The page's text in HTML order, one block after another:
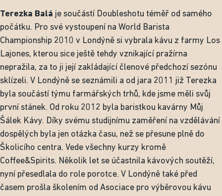
Terezka Balá je součástí Doubleshotu téměř od samého
počátku. Pro své vystoupení na World Barista
Championship 2010 v Londýně si vybrala kávu z farmy Los
Lajones, kterou sice ještě tehdy vznikající pražírna
nepražila, za to ji její zakládající členové předchozí sezónu
sklízeli. V Londýně se seznámili a od jara 2011 již Terezka
byla součástí týmu farmářských trhů, kde jsme měli svůj
první stánek. Od roku 2012 byla baristkou kavárny Můj
Šálek Kávy. Díky svému studijnímu zaměření na vzdělávání
dospělých byla jen otázka času, než se přesune plně do
Školicího centra. Vede všechny kurzy kromě
Coffee&Spirits. Několik let se účastnila kávových soutěží,
nyní přesedlala do role porotce. V Londýně také před
časem prošla školením od Asociace pro výběrovou kávu